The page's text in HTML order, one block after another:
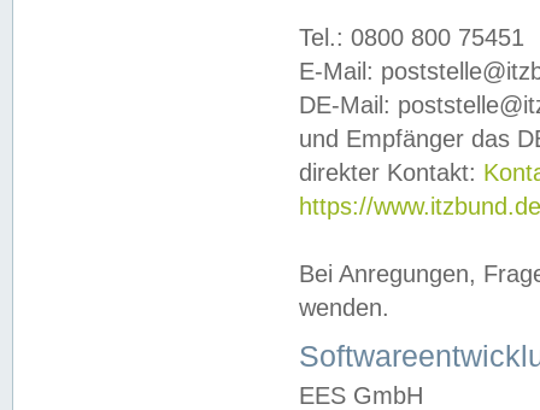
Tel.: 0800 800 75451
E-Mail:
DE-Mail:
und Empfänger das
direkter Kontakt:
https://
Bei Anregungen,
wenden.
EES GmbH